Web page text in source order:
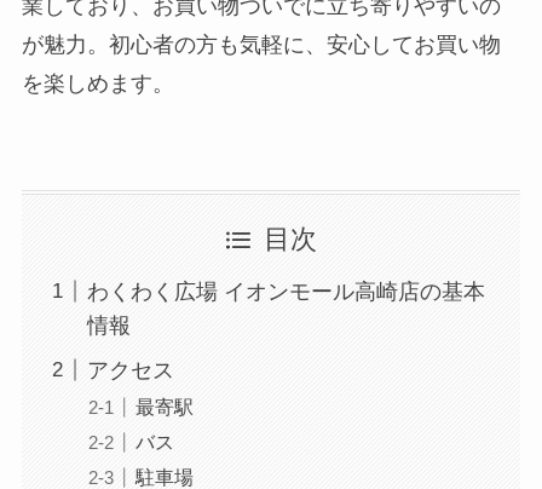
業しており、お買い物ついでに立ち寄りやすいの
が魅力。初心者の方も気軽に、安心してお買い物
を楽しめます。
目次
わくわく広場 イオンモール高崎店の基本
情報
アクセス
最寄駅
バス
駐車場